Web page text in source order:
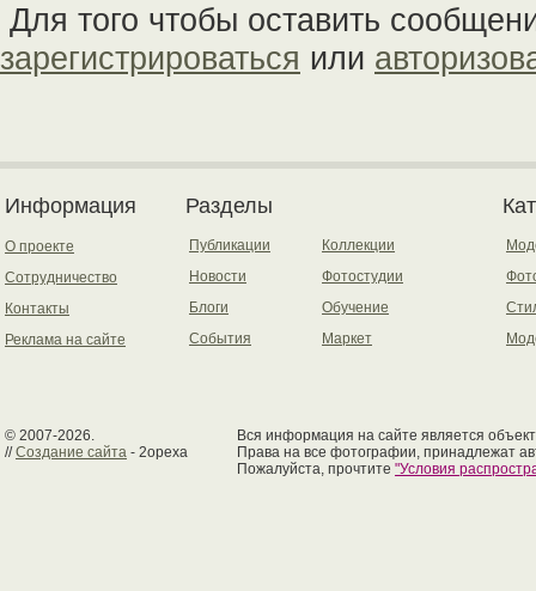
Для того чтобы оставить
зарегистрироваться или
Информация
О проекте
Сотрудничество
Контакты
Реклама на сайте
Разделы
Публикации
Новости
Блоги
События
Коллекции
Фотостудии
Обучение
Маркет
© 2007-2026.
//Создание сайта - 2opexa
Вся информация на сайте является
Права на все фотографии, принадлежат
Пожалуйста, прочтите "Условия